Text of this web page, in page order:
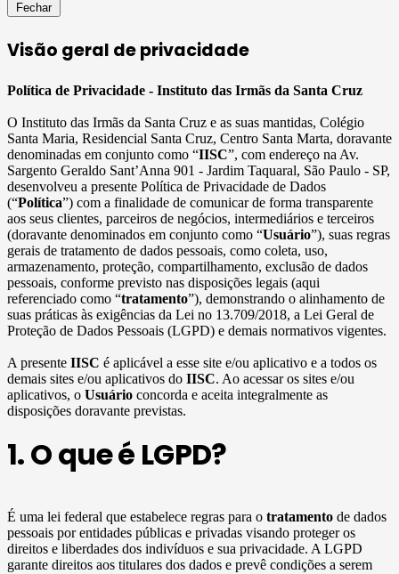
Fechar
Visão geral de privacidade
Política de Privacidade - Instituto das Irmãs da Santa Cruz
O Instituto das Irmãs da Santa Cruz e as suas mantidas, Colégio
Santa Maria, Residencial Santa Cruz, Centro Santa Marta, doravante
denominadas em conjunto como “IISC”, com endereço na Av.
Sargento Geraldo Sant’Anna 901 - Jardim Taquaral, São Paulo - SP,
desenvolveu a presente Política de Privacidade de Dados
(“Política”) com a finalidade de comunicar de forma transparente
aos seus clientes, parceiros de negócios, intermediários e terceiros
(doravante denominados em conjunto como “Usuário”), suas regras
gerais de tratamento de dados pessoais, como coleta, uso,
armazenamento, proteção, compartilhamento, exclusão de dados
pessoais, conforme previsto nas disposições legais (aqui
referenciado como “tratamento”), demonstrando o alinhamento de
suas práticas às exigências da Lei no 13.709/2018, a Lei Geral de
Proteção de Dados Pessoais (LGPD) e demais normativos vigentes.
A presente IISC é aplicável a esse site e/ou aplicativo e a todos os
demais sites e/ou aplicativos do IISC. Ao acessar os sites e/ou
aplicativos, o Usuário concorda e aceita integralmente as
disposições doravante previstas.
1. O que é LGPD?
É uma lei federal que estabelece regras para o tratamento de dados
pessoais por entidades públicas e privadas visando proteger os
direitos e liberdades dos indivíduos e sua privacidade. A LGPD
garante direitos aos titulares dos dados e prevê condições a serem